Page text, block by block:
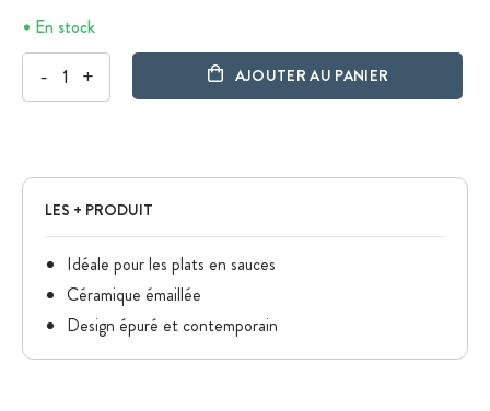
En stock
- + AJOUTER AU PANIER
LES + PRODUIT
Idéale pour les plats en sauces
Céramique émaillée
Design épuré et contemporain